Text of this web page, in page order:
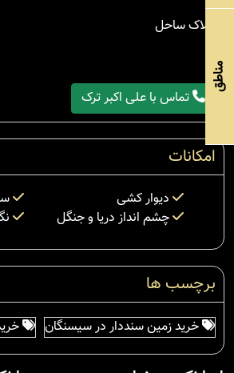
املاک ساحل
تماس با علی اکبر ترک
امکانات
دیوار کشی
چشم انداز دریا و جنگل
برچسب ها
خرید زمین سنددار در سیسنگان
مناطق